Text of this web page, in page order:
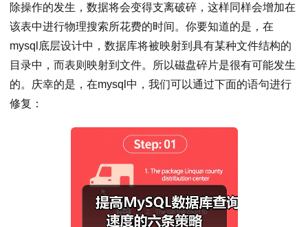
除操作的发生，数据将会变得支离破碎，这样同样会增加在
该表中进行物理搜索所花费的时间。你要知道的是，在
mysql底层设计中，数据库将被映射到具有某种文件结构的
目录中，而表则映射到文件。所以磁盘碎片是很有可能发生
的。庆幸的是，在mysql中，我们可以通过下面的语句进行
修复：